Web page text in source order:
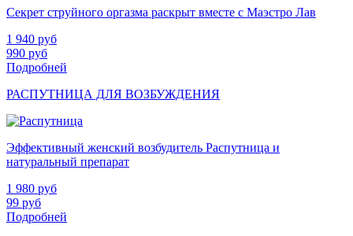
Секрет струйного оргазма раскрыт вместе с Маэстро Лав
1 940 руб
990 руб
Подробней
РАСПУТНИЦА ДЛЯ ВОЗБУЖДЕНИЯ
Эффективный женский возбудитель Распутница и
натуральный препарат
1 980 руб
99 руб
Подробней